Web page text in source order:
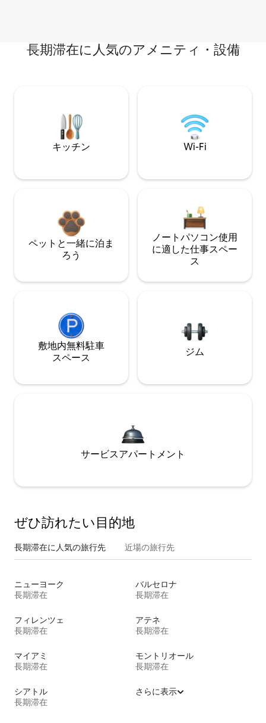
長期滞在に人気のアメニティ・設備
キッチン Wi-Fi
ペットと一緒に泊ま
ろう
ノートパソコン使用
に適した仕事スペー
ス
敷地内無料駐⁠車
ス⁠ペ⁠ー⁠ス
ジム
サービスアパートメント
ぜひ訪⁠れ⁠た⁠い目⁠的⁠地
長期滞在に人気の旅行先 近場の旅行先
ニューヨーク
長期滞在
バルセロナ
長期滞在
フィレンツェ
長期滞在
アテネ
長期滞在
マイアミ
長期滞在
モントリオール
長期滞在
シアトル
長期滞在
さらに表示